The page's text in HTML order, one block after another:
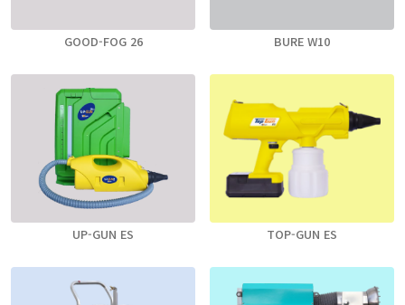
GOOD-FOG 26 BURE W10
UP-GUN ES TOP-GUN ES